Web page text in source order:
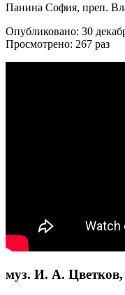
Панина София, преп.
Опубликовано: 30
Просмотрено: 267 раз
муз. И. А.